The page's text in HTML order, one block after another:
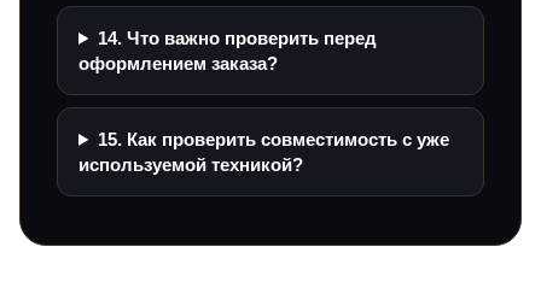
14. Что важно проверить перед
оформлением заказа?
15. Как проверить совместимость с уже
используемой техникой?